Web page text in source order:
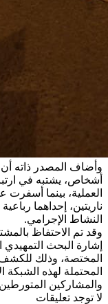
وأضاف المصدر ذاته
أشخاص، يشتبه في
ناريتين، إحداهما
النشاط الإجرامي.
وقد تم الاحتفاظ
إشارة البحث
المختصة، وذلك للكشف
المحتملة لهذه
والمشاركين
لا توجد تعليقات